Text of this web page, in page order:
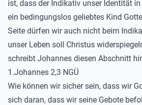
ist, dass der Indikativ unser Identität
ein bedingungslos geliebtes Kind
Seite dürfen wir auch nicht beim
unser Leben soll Christus
schreibt Johannes diesen Abschnitt
1.Johannes 2,3 NGÜ
Wie können wir sicher sein, dass wir
sich daran, dass wir seine Gebote